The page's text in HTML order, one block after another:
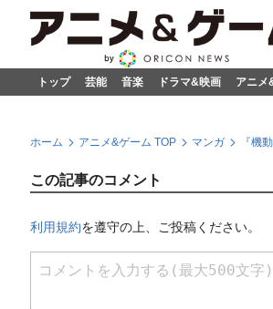
トップ 芸能 音楽 ドラマ&映画 アニメ
ホーム アニメ&ゲーム TOP マンガ 『機
この記事のコメント
利用規約を遵守の上、ご投稿ください。